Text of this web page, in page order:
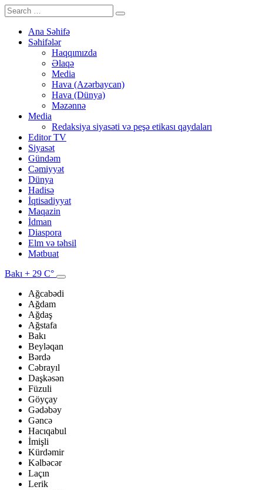
Ana Səhifə
Səhifələr
Haqqımızda
Əlaqə
Media
Hava (Azərbaycan)
Hava (Dünya)
Məzənnə
Media
Redaksiya siyasəti və peşə etikası qaydaları
Editor TV
Siyasət
Gündəm
Cəmiyyət
Dünya
Hadisə
İqtisadiyyat
Maqazin
İdman
Diaspora
Elm və təhsil
Mətbuat
Bakı + 29 C°
Ağcabədi
Ağdam
Ağdaş
Ağstafa
Bakı
Beyləqan
Bərdə
Cəbrayıl
Daşkəsən
Füzuli
Göyçay
Gədəbəy
Gəncə
Hacıqabul
İmişli
Kürdəmir
Kəlbəcər
Laçın
Lerik